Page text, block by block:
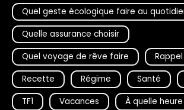
Quel geste écologique faire au
Quelle assurance choisir
Quel voyage de rêve faire
Recette
Régime Santé
TF1
Vacances À quelle